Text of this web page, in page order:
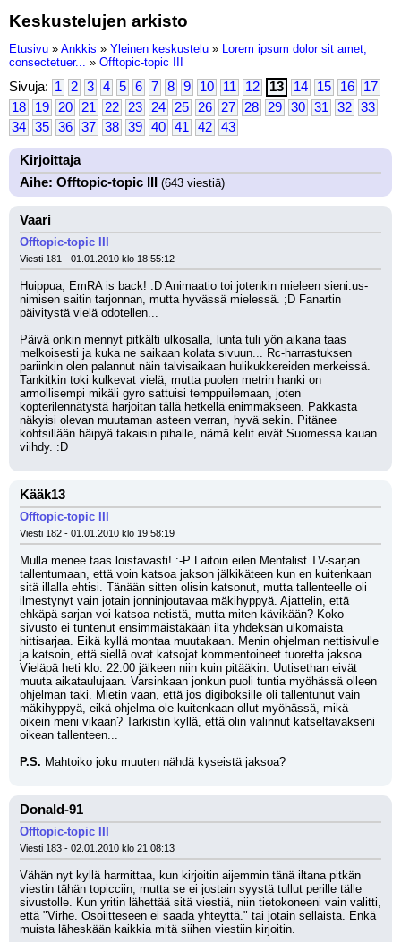
Keskustelujen arkisto
Etusivu » Ankkis » Yleinen keskustelu » Lorem ipsum dolor sit amet,
consectetuer... » Offtopic-topic III
Sivuja: 1 2 3 4 5 6 7 8 9 10 11 12 13 14 15 16
17
18
19 20 21 22 23 24 25 26 27 28 29 30 31 32
33
34
35 36 37 38 39 40 41 42 43
Kirjoittaja
Aihe: Offtopic-topic III
(643 viestiä)
Vaari
Offtopic-topic III
Viesti 181 - 01.01.2010 klo 18:55:12
Huippua, EmRA is back! :D Animaatio toi jotenkin mieleen sieni.us-
nimisen saitin tarjonnan, mutta hyvässä mielessä. ;D Fanartin
päivitystä vielä odotellen...
Päivä onkin mennyt pitkälti ulkosalla, lunta tuli yön aikana taas
melkoisesti ja kuka ne saikaan kolata sivuun... Rc-harrastuksen
pariinkin olen palannut näin talvisaikaan hulikukkereiden merkeissä.
Tankitkin toki kulkevat vielä, mutta puolen metrin hanki on
armollisempi mikäli gyro sattuisi temppuilemaan, joten
kopterilennätystä harjoitan tällä hetkellä enimmäkseen. Pakkasta
näkyisi olevan muutaman asteen verran, hyvä sekin. Pitänee
kohtsillään häipyä takaisin pihalle, nämä kelit eivät Suomessa kauan
viihdy. :D
Kääk13
Offtopic-topic III
Viesti 182 - 01.01.2010 klo 19:58:19
Mulla menee taas loistavasti! :-P Laitoin eilen Mentalist TV-sarjan
tallentumaan, että voin katsoa jakson jälkikäteen kun en kuitenkaan
sitä illalla ehtisi. Tänään sitten olisin katsonut, mutta tallenteelle oli
ilmestynyt vain jotain jonninjoutavaa mäkihyppyä. Ajattelin, että
ehkäpä sarjan voi katsoa netistä, mutta miten kävikään? Koko
sivusto ei tuntenut ensimmäistäkään ilta yhdeksän ulkomaista
hittisarjaa. Eikä kyllä montaa muutakaan. Menin ohjelman nettisivulle
ja katsoin, että siellä ovat katsojat kommentoineet tuoretta jaksoa.
Vieläpä heti klo. 22:00 jälkeen niin kuin pitääkin. Uutisethan eivät
muuta aikataulujaan. Varsinkaan jonkun puoli tuntia myöhässä olleen
ohjelman taki. Mietin vaan, että jos digiboksille oli tallentunut vain
mäkihyppyä, eikä ohjelma ole kuitenkaan ollut myöhässä, mikä
oikein meni vikaan? Tarkistin kyllä, että olin valinnut katseltavakseni
oikean tallenteen...
P.S. Mahtoiko joku muuten nähdä kyseistä jaksoa?
Donald-91
Offtopic-topic III
Viesti 183 - 02.01.2010 klo 21:08:13
Vähän nyt kyllä harmittaa, kun kirjoitin aijemmin tänä iltana pitkän
viestin tähän topicciin, mutta se ei jostain syystä tullut perille tälle
sivustolle. Kun yritin lähettää sitä viestiä, niin tietokoneeni vain valitti,
että "Virhe. Osoiitteseen ei saada yhteyttä." tai jotain sellaista. Enkä
muista läheskään kaikkia mitä siihen viestiin kirjoitin.